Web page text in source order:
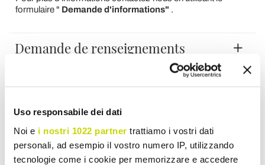
Uso responsabile dei dati
Noi e i nostri 1022 partner trattiamo i vostri dati
personali, ad esempio il vostro numero IP, utilizzando
tecnologie come i cookie per memorizzare e accedere
formulaire " Demande d'informations" .
Demande de renseignements
Pour écrire un commentaire, vous devez vous